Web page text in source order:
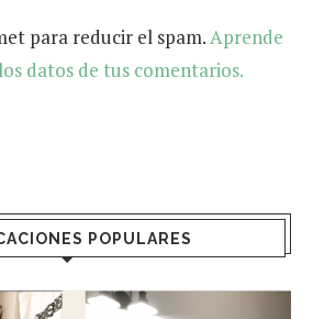
para reducir el spam.Aprende
datos de tus comentarios.
POPULARES